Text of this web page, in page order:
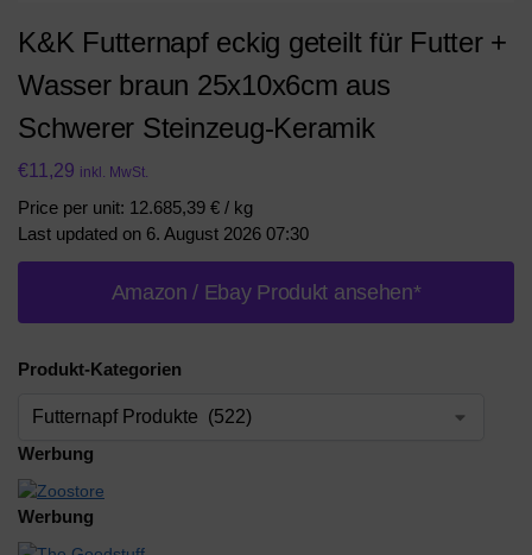
K&K Futternapf eckig geteilt für Futter +
Wasser braun 25x10x6cm aus
Schwerer Steinzeug-Keramik
€11,29 inkl. MwSt.
Price per unit: 12.685,39 € / kg
Last updated on 6. August 2026 07:30
Amazon / Ebay Produkt ansehen*
Produkt-Kategorien
Werbung
Werbung